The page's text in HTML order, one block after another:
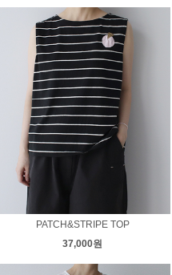
PATCH&STRIPE TOP
37,000원